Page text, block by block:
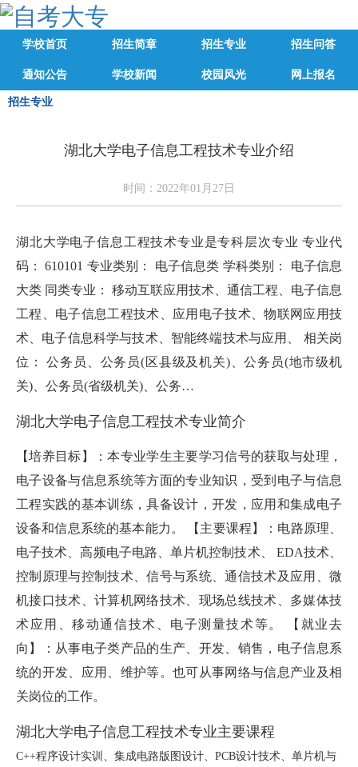
学校首页 招生简章 招生专业 招生问答
通知公告 学校新闻 校园风光 网上报名
招生专业
湖北大学电子信息工程技术专业介绍
时间：2022年01月27日
湖北大学电子信息工程技术专业是专科层次专业 专业代
码： 610101 专业类别： 电子信息类 学科类别： 电子信息
大类 同类专业： 移动互联应用技术、通信工程、电子信息
工程、电子信息工程技术、应用电子技术、物联网应用技
术、电子信息科学与技术、智能终端技术与应用、 相关岗
位： 公务员、公务员(区县级及机关)、公务员(地市级机
关)、公务员(省级机关)、公务…
湖北大学电子信息工程技术专业简介
【培养目标】：本专业学生主要学习信号的获取与处理，
电子设备与信息系统等方面的专业知识，受到电子与信息
工程实践的基本训练，具备设计，开发，应用和集成电子
设备和信息系统的基本能力。 【主要课程】：电路原理、
电子技术、高频电子电路、单片机控制技术、 EDA技术、
控制原理与控制技术、信号与系统、通信技术及应用、微
机接口技术、计算机网络技术、现场总线技术、多媒体技
术应用、移动通信技术、电子测量技术等。 【就业去
向】：从事电子类产品的生产、开发、销售，电子信息系
统的开发、应用、维护等。也可从事网络与信息产业及相
关岗位的工作。
湖北大学电子信息工程技术专业主要课程
C++程序设计实训、集成电路版图设计、PCB设计技术、单片机与